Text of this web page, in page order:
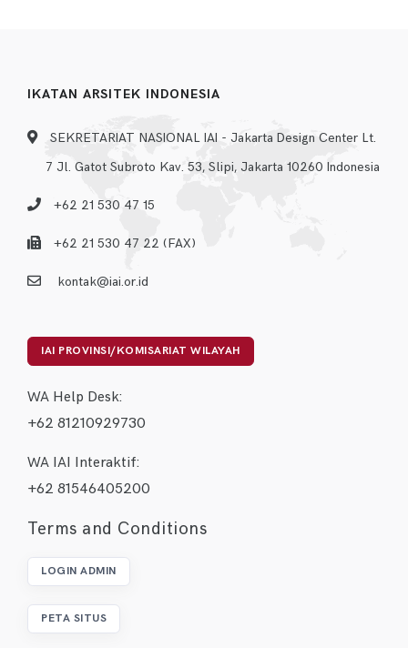
IKATAN ARSITEK INDONESIA
SEKRETARIAT NASIONAL IAI - Jakarta Design Center Lt.
7 Jl. Gatot Subroto Kav. 53, Slipi, Jakarta 10260 Indonesia
+62 21 530 47 15
+62 21 530 47 22 (FAX)
kontak@iai.or.id
IAI PROVINSI/KOMISARIAT WILAYAH
WA Help Desk:
+62 81210929730
WA IAI Interaktif:
+62 81546405200
Terms and Conditions
LOGIN ADMIN
PETA SITUS